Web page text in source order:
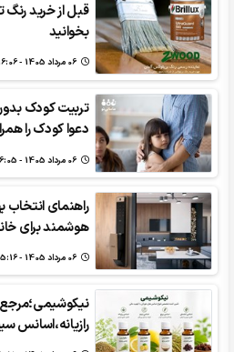
قبل از خرید رنگ
بخوانید
06 مرداد 1405 - 16:06
تربیت کودک
دعوا کودک را
06 مرداد 1405 - 16:05
راهنمای انتخاب
هوشمند برای
06 مرداد 1405 - 15:16